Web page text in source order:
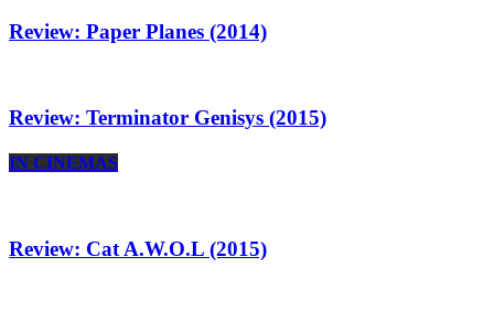
Review: Paper Planes (2014)
Review: Terminator Genisys (2015)
IN CINEMAS
Review: Cat A.W.O.L (2015)